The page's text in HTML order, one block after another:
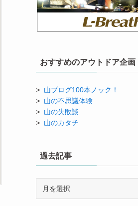
おすすめのアウトドア企画
> 山ブログ100本ノック！
> 山の不思議体験
> 山の失敗談
> 山のカタチ
過去記事